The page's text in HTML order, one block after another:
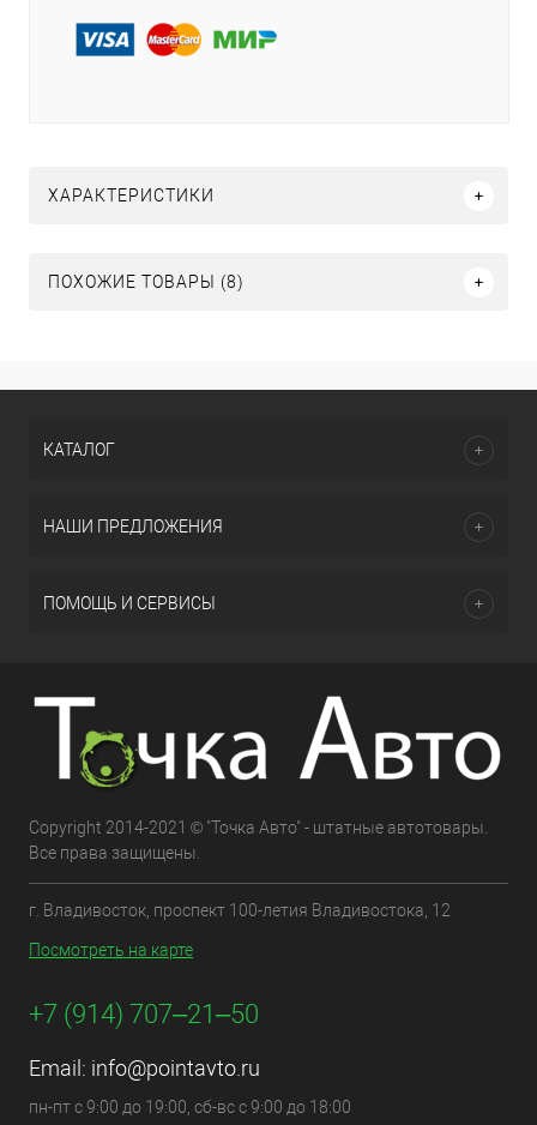
ХАРАКТЕРИСТИКИ
ПОХОЖИЕ ТОВАРЫ (8)
КАТАЛОГ
НАШИ ПРЕДЛОЖЕНИЯ
ПОМОЩЬ И СЕРВИСЫ
Copyright 2014-2021 © "Точка Авто" - штатные автотовары.
Все права защищены.
г. Владивосток, проспект 100-летия Владивостока, 12
Посмотреть на карте
+7 (914) 707‒21‒50
Email: info@pointavto.ru
пн-пт с 9:00 до 19:00, сб-вс с 9:00 до 18:00